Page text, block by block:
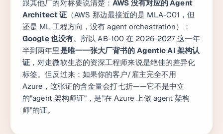
跟其他厂的对标要说清楚：AWS 没有对应的 Agent
Architect 证 （AWS 那边最接近的是 MLA-C01，但
还是 ML 工程方向，没有 agent orchestration）；
Google 也没有。所以 AB-100 在 2026-2027 这一年
半到两年里是唯一一张大厂背书的 Agentic AI 架构认
证 ，对走微软生态的资深工程师来说是绝佳的差异化
标签。但反过来：如果你的客户/雇主完全不用
Azure，这张证的含金量会打七折——它不是中立
的"agent 架构师证"，是"在 Azure 上做 agent 架构
师"的证。